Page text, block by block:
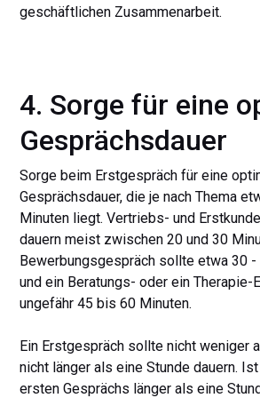
geschäftlichen Zusammenarbeit.
4. Sorge für eine
Gesprächsdauer
Sorge beim Erstgespräch für eine
Gesprächsdauer, die je nach Thema
Minuten liegt. Vertriebs- und
dauern meist zwischen 20 und 30
Bewerbungsgespräch sollte etwa 30 -
und ein Beratungs- oder ein Therapie-
ungefähr 45 bis 60 Minuten.
Ein Erstgespräch sollte nicht weniger
nicht länger als eine Stunde dauern.
ersten Gesprächs länger als eine